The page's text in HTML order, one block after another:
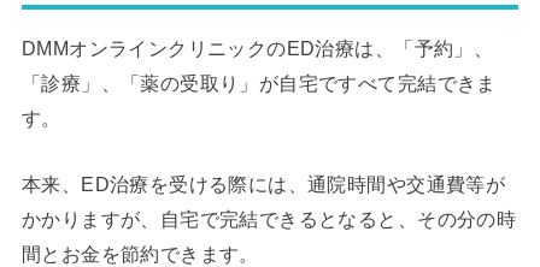
DMMオンラインクリニックのED治療は、「予約」、
「診療」、「薬の受取り」が自宅ですべて完結できま
す。
本来、ED治療を受ける際には、通院時間や交通費等が
かかりますが、自宅で完結できるとなると、その分の時
間とお金を節約できます。